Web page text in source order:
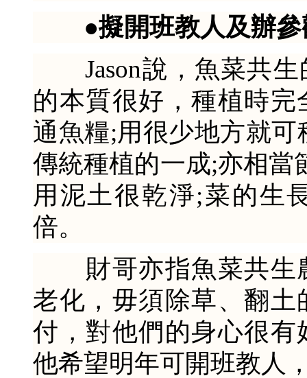
●擬開班教人及辦
Jason說，魚菜共生
的本質很好，種植時
通魚糧;用很少地方就
傳統種植的一成;亦相當
用泥土很乾淨;菜的生
倍。
財哥亦指魚菜共生
老化，毋須除草、翻
付，對他們的身心很
他希望明年可開班教人